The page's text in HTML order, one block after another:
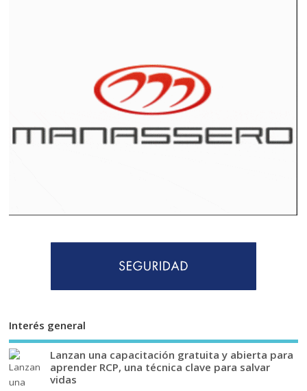
Interés general
Lanzan una capacitación gratuita y abierta para
aprender RCP, una técnica clave para salvar
vidas